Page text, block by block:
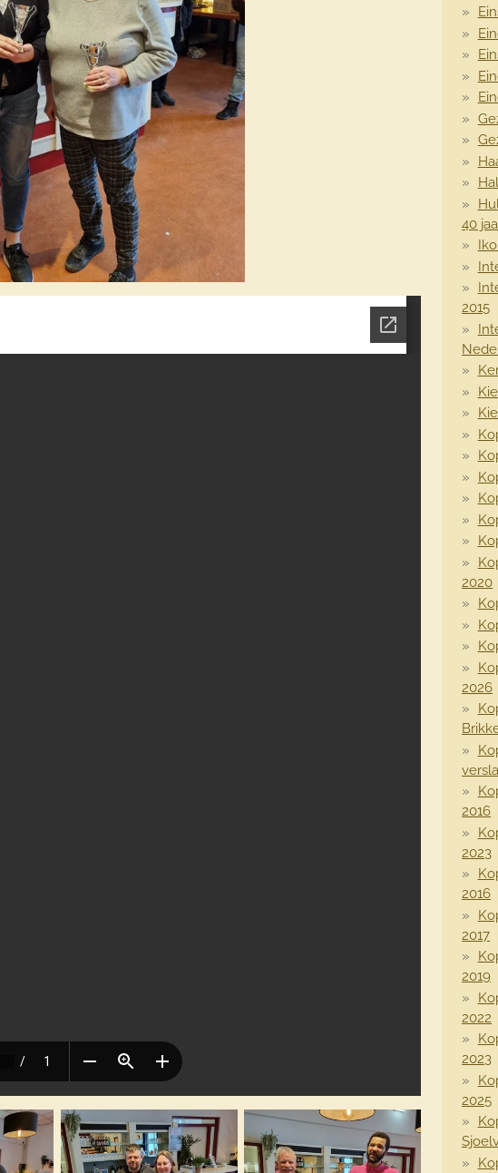
40
2015
2020
2026
2016
2023
2016
2017
2019
2022
2023
2025